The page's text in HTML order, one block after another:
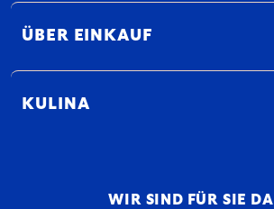
ÜBER EINKAUF
KULINA
WIR SIND FÜR SIE DA